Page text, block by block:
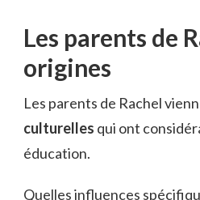
Les parents de
origines
Les parents de Rachel
culturelles qui ont
éducation.
Quelles influences